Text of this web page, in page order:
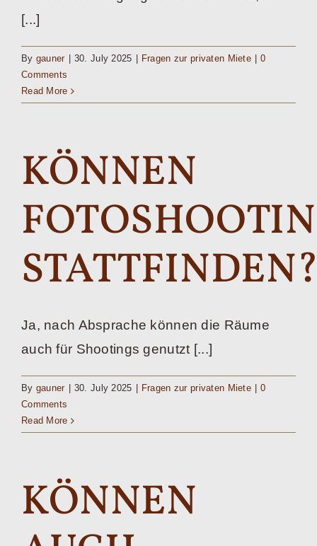
[...]
By gauner 30. July 2025 Fragen zur privaten Miete
0
Comments
Read More
KÖNNEN
Ja, nach Absprache können die Räume
auch für Shootings genutzt [...]
By gauner 30. July 2025 Fragen zur privaten Miete
0
Comments
Read More
KÖNNEN